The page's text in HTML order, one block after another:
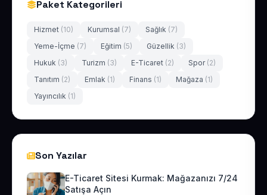
Paket Kategorileri
Hizmet (10) Kurumsal (7) Sağlık (7)
Yeme-İçme (7) Eğitim (5) Güzellik (3)
Hukuk (3) Turizm (3) E-Ticaret (2) Spor (2)
Tanıtım (2) Emlak (1) Finans (1) Mağaza (1)
Yayıncılık (1)
Son Yazılar
E-Ticaret Sitesi Kurmak: Mağazanızı 7/24
Satışa Açın